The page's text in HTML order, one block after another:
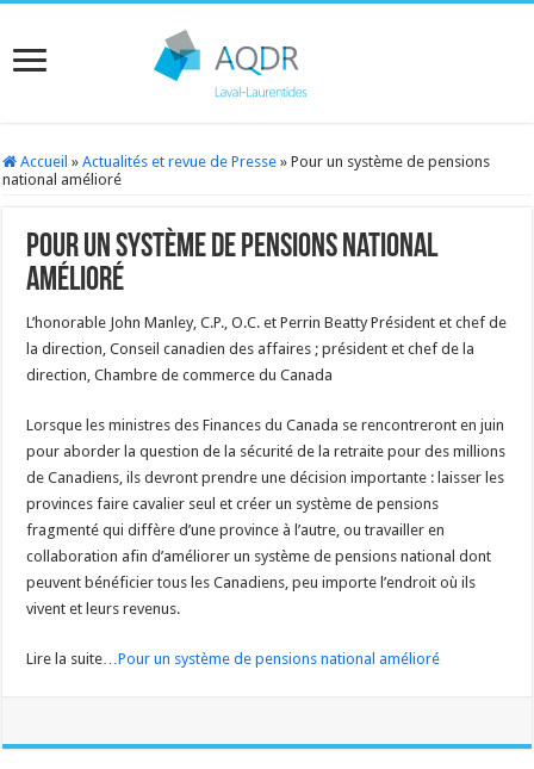
Accueil » Actualités et revue de Presse » Pour un système de pensions
national amélioré
Pour un système de pensions national
amélioré
L’honorable John Manley, C.P., O.C. et Perrin BeattyPrésident et chef de
la direction, Conseil canadien des affaires ; président et chef de la
direction, Chambre de commerce du Canada
Lorsque les ministres des Finances du Canada se rencontreront en juin
pour aborder la question de la sécurité de la retraite pour des millions
de Canadiens, ils devront prendre une décision importante : laisser les
provinces faire cavalier seul et créer un système de pensions
fragmenté qui diffère d’une province à l’autre, ou travailler en
collaboration afin d’améliorer un système de pensions national dont
peuvent bénéficier tous les Canadiens, peu importe l’endroit où ils
vivent et leurs revenus.
Lire la suite…Pour un système de pensions national amélioré